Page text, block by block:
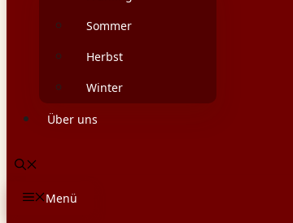
Sommer
Herbst
Winter
Über uns
Menü